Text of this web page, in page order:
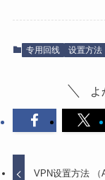
专用回线 设置方法
よ
VPN设置方法 （